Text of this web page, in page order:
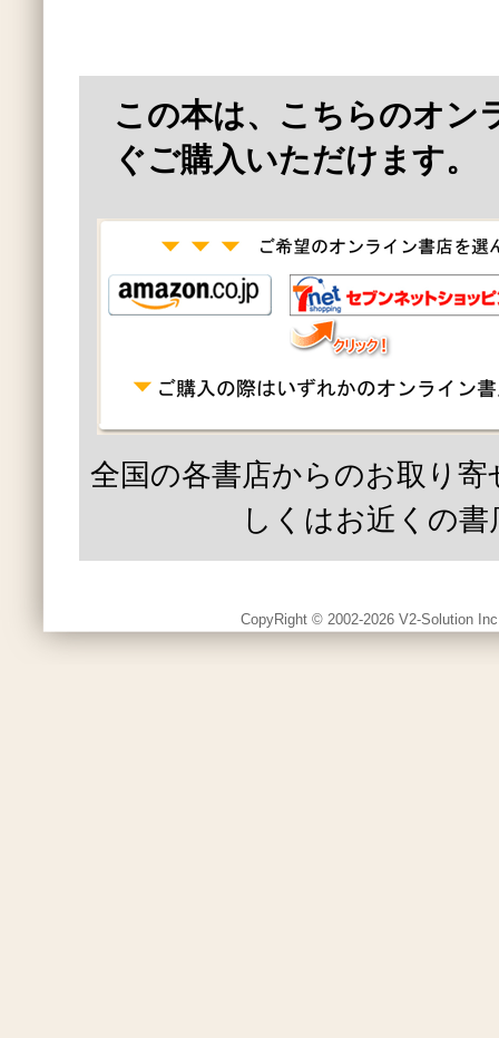
この本は、こちらのオン
ぐご購入いただけます。
全国の各書店からのお取り
しくはお近くの書
CopyRight © 2002-2026 V2-Solution